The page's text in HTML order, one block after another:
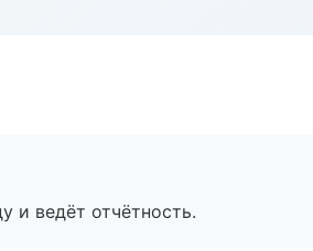
и ведёт отчётность.